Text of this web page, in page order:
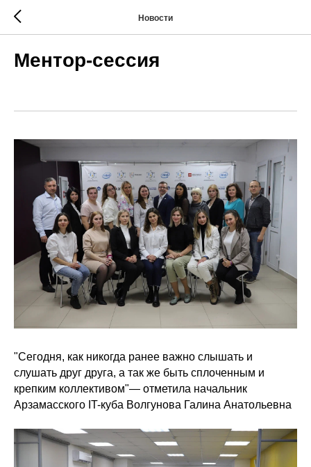
Новости
Ментор-сессия
"Сегодня, как никогда ранее важно слышать и
слушать друг друга, а так же быть сплоченным и
крепким коллективом"— отметила начальник
Арзамасского IT-куба Волгунова Галина Анатольевна